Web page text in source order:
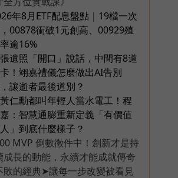
年8月ETF配息盤點｜19檔一次
00878衝破1元創高、00929殖
逾16%
遺照「開口」說話，中間有8道
！翊嘉禮儀怎麼做出AI告別
讓逝者最後道別？
仁勳都叫年輕人當水電工！程
：智慧通膨重新定義「有價值
」到底什麼樣子？
MVP 倒數徵件中！創新才是持
成長的動能，永續才能成就傳奇
敗的經典➤讓每一步改變被看見